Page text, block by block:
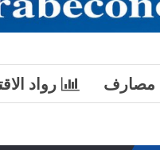
مصارف رواد